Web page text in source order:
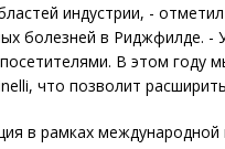
индустрии, -
болезней в Риджфилде. -
В этом году
что позволит
в рамках международной